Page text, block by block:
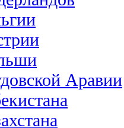
Аравии